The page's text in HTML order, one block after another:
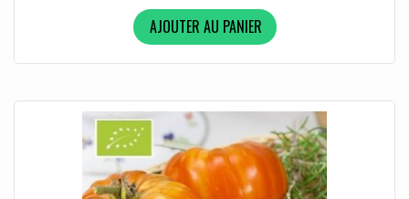
AJOUTER AU PANIER